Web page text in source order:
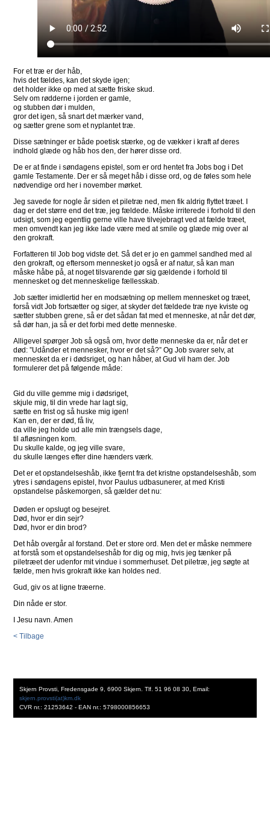
For et træ er der håb,
hvis det fældes, kan det skyde igen;
det holder ikke op med at sætte friske skud.
Selv om rødderne i jorden er gamle,
og stubben dør i mulden,
gror det igen, så snart det mærker vand,
og sætter grene som et nyplantet træ.
Disse sætninger er både poetisk stærke, og de vækker i kraft af deres
indhold glæde og håb hos den, der hører disse ord.
De er at finde i søndagens epistel, som er ord hentet fra Jobs bog i Det
gamle Testamente. Der er så meget håb i disse ord, og de føles som hele
nødvendige ord her i november mørket.
Jeg savede for nogle år siden et piletræ ned, men fik aldrig flyttet træet. I
dag er det større end det træ, jeg fældede. Måske irriterede i forhold til den
udsigt, som jeg egentlig gerne ville have tilvejebragt ved at fælde træet,
men omvendt kan jeg ikke lade være med at smile og glæde mig over al
den grokraft.
Forfatteren til Job bog vidste det. Så det er jo en gammel sandhed med al
den grokraft, og eftersom mennesket jo også er af natur, så kan man
måske håbe på, at noget tilsvarende gør sig gældende i forhold til
mennesket og det menneskelige fællesskab.
Job sætter imidlertid her en modsætning op mellem mennesket og træet,
forså vidt Job fortsætter og siger, at skyder det fældede træ nye kviste og
sætter stubben grene, så er det sådan fat med et menneske, at når det dør,
så dør han, ja så er det forbi med dette menneske.
Alligevel spørger Job så også om, hvor dette menneske da er, når det er
død: ”Udånder et mennesker, hvor er det så?” Og Job svarer selv, at
mennesket da er i dødsriget, og han håber, at Gud vil ham der. Job
formulerer det på følgende måde:
Gid du ville gemme mig i dødsriget,
skjule mig, til din vrede har lagt sig,
sætte en frist og så huske mig igen!
Kan en, der er død, få liv,
da ville jeg holde ud alle min trængsels dage,
til afløsningen kom.
Du skulle kalde, og jeg ville svare,
du skulle længes efter dine hænders værk.
Det er et opstandelseshåb, ikke fjernt fra det kristne opstandelseshåb, som
ytres i søndagens epistel, hvor Paulus udbasunerer, at med Kristi
opstandelse påskemorgen, så gælder det nu:
Døden er opslugt og besejret.
Død, hvor er din sejr?
Død, hvor er din brod?
Det håb overgår al forstand. Det er store ord. Men det er måske nemmere
at forstå som et opstandelseshåb for dig og mig, hvis jeg tænker på
piletræet der udenfor mit vindue i sommerhuset. Det piletræ, jeg søgte at
fælde, men hvis grokraft ikke kan holdes ned.
Gud, giv os at ligne træerne.
Din nåde er stor.
I Jesu navn. Amen
< Tilbage
Skjern Provsti, Fredensgade 9, 6900 Skjern. Tlf. 51 96 08 30, Email:
skjern.provsti(at)km.dk
CVR nr.: 21253642 - EAN nr.: 5798000856653